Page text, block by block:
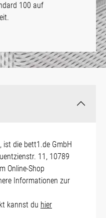
100 auf
ist die bett1.de GmbH
11, 10789
Online-Shop
Informationen zur
kannst du hier